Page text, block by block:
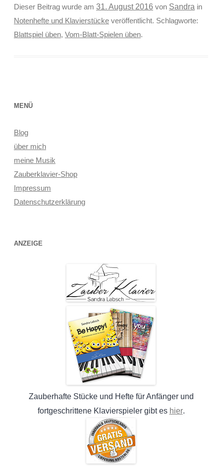
Dieser Beitrag wurde am 31. August 2016 von Sandra in
Notenhefte und Klavierstückeveröffentlicht. Schlagworte:
Blattspiel üben, Vom-Blatt-Spielen üben.
MENÜ
Blog
über mich
meine Musik
Zauberklavier-Shop
Impressum
Datenschutzerklärung
ANZEIGE
Zauberhafte Stücke und Hefte für Anfänger und
fortgeschrittene Klavierspieler gibt es hier.